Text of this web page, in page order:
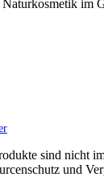
sind nicht
und